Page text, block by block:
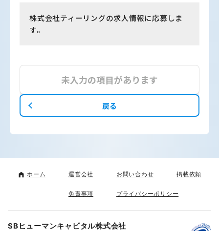
株式会社ティーリングの求人情報に応募しま
す。
未入力の項目があります
戻る
ホーム 運営会社 お問い合わせ 掲載依頼
免責事項 プライバシーポリシー
SBヒューマンキャピタル株式会社